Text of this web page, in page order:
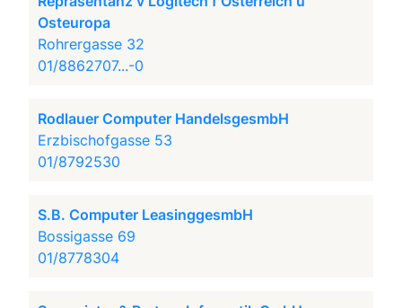
Osteuropa
Rohrergasse 32
01/8862707...-0
Rodlauer Computer HandelsgesmbH
Erzbischofgasse 53
01/8792530
S.B. Computer LeasinggesmbH
Bossigasse 69
01/8778304